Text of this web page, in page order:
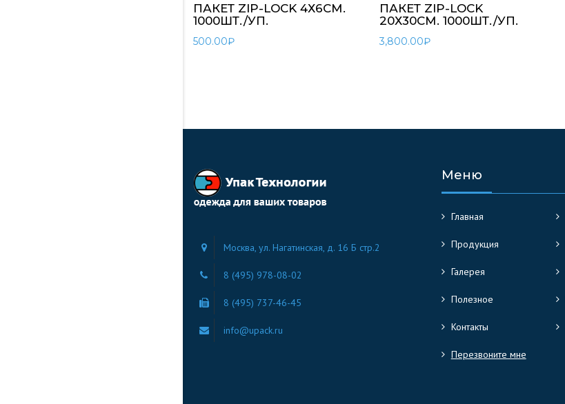
ПАКЕТ ZIP-LOCK 4Х6СМ.
1000ШТ./УП.
500.00₽
ПАКЕТ ZIP-LOCK
20Х30СМ. 1000ШТ./УП.
3,800.00₽
Москва, ул. Нагатинская, д. 16 Б стр.2
8 (495) 978-08-02
8 (495) 737-46-45
info@upack.ru
Меню
Главная
Продукция
Галерея
Полезное
Контакты
Перезвоните мне